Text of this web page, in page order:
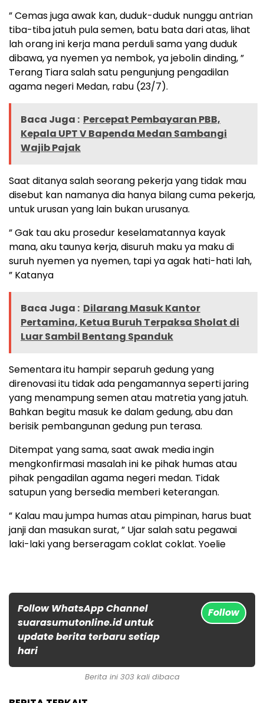
” Cemas juga awak kan, duduk-duduk nunggu antrian
tiba-tiba jatuh pula semen, batu bata dari atas, lihat
lah orang ini kerja mana perduli sama yang duduk
dibawa, ya nyemen ya nembok, ya jebolin dinding, ”
Terang Tiara salah satu pengunjung pengadilan
agama negeri Medan, rabu (23/7).
Baca Juga : Percepat Pembayaran PBB,
Kepala UPT V Bapenda Medan Sambangi
Wajib Pajak
Saat ditanya salah seorang pekerja yang tidak mau
disebut kan namanya dia hanya bilang cuma pekerja,
untuk urusan yang lain bukan urusanya.
” Gak tau aku prosedur keselamatannya kayak
mana, aku taunya kerja, disuruh maku ya maku di
suruh nyemen ya nyemen, tapi ya agak hati-hati lah,
” Katanya
Baca Juga : Dilarang Masuk Kantor
Pertamina, Ketua Buruh Terpaksa Sholat di
Luar Sambil Bentang Spanduk
Sementara itu hampir separuh gedung yang
direnovasi itu tidak ada pengamannya seperti jaring
yang menampung semen atau matretia yang jatuh.
Bahkan begitu masuk ke dalam gedung, abu dan
berisik pembangunan gedung pun terasa.
Ditempat yang sama, saat awak media ingin
mengkonfirmasi masalah ini ke pihak humas atau
pihak pengadilan agama negeri medan. Tidak
satupun yang bersedia memberi keterangan.
” Kalau mau jumpa humas atau pimpinan, harus buat
janji dan masukan surat, ” Ujar salah satu pegawai
laki-laki yang berseragam coklat coklat. Yoelie
Follow WhatsApp Channel
suarasumutonline.id untuk
update berita terbaru setiap
hari
Follow
Berita ini 303 kali dibaca